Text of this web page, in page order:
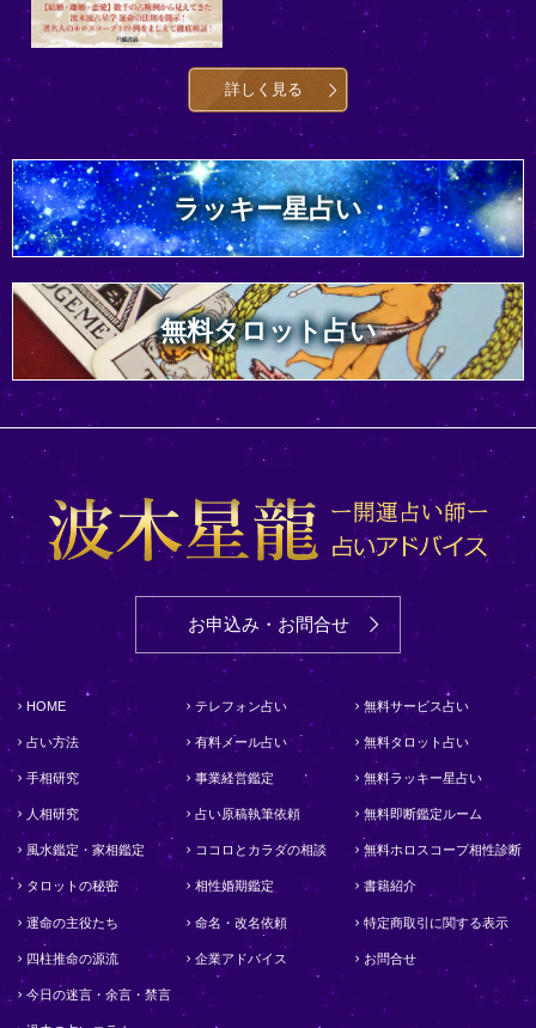
詳しく見る
ラッキー星占い
無料タロット占い
お申込み・お問合せ
HOME
占い方法
手相研究
人相研究
風水鑑定・家相鑑定
タロットの秘密
運命の主役たち
四柱推命の源流
今日の迷言・余言・禁言
テレフォン占い
有料メール占い
事業経営鑑定
占い原稿執筆依頼
ココロとカラダの相談
相性婚期鑑定
命名・改名依頼
企業アドバイス
無料サービス占い
無料タロット占い
無料ラッキー星占い
無料即断鑑定ルーム
無料ホロスコープ相性診断
書籍紹介
特定商取引に関する表示
お問合せ